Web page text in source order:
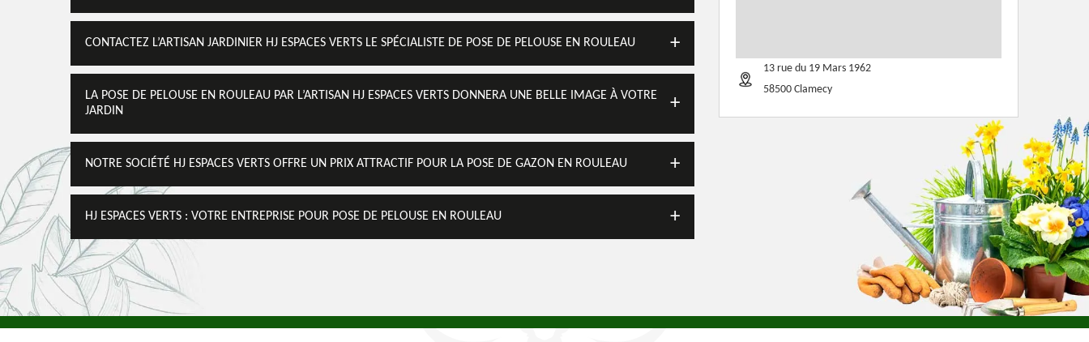
CONTACTEZ L’ARTISAN JARDINIER HJ ESPACES VERTS LE SPÉCIALISTE DE POSE DE PELOUSE EN ROULEAU
LA POSE DE PELOUSE EN ROULEAU PAR L’ARTISAN HJ ESPACES VERTS DONNERA UNE BELLE IMAGE À VOTRE
JARDIN
NOTRE SOCIÉTÉ HJ ESPACES VERTS OFFRE UN PRIX ATTRACTIF POUR LA POSE DE GAZON EN ROULEAU
HJ ESPACES VERTS : VOTRE ENTREPRISE POUR POSE DE PELOUSE EN ROULEAU
13 rue du 19 Mars 1962
58500 Clamecy